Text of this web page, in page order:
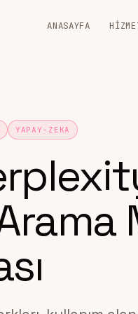
ANASAYFA
YAPAY-ZEKA